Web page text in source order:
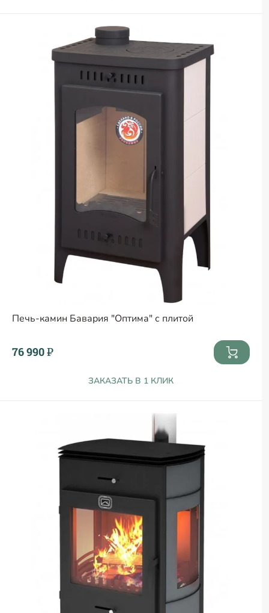
Печь-камин Бавария "Оптима" с плитой
76 990 ₽
ЗАКАЗАТЬ В 1 КЛИК